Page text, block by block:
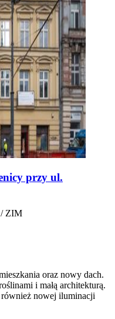
przy ul.
/ ZIM
oraz nowy dach.
i małą architekturą.
nowej iluminacji